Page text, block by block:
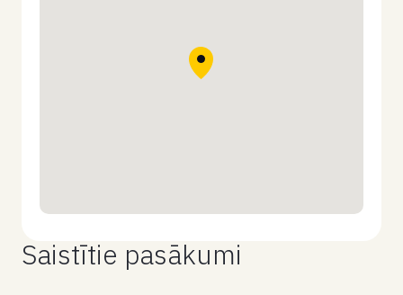
Saistītie pasākumi